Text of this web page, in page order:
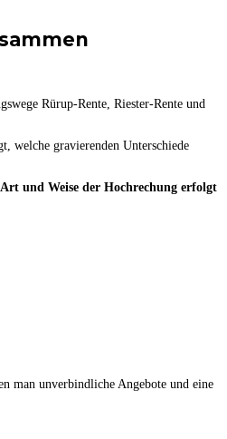
Rürup-Rente, Riester-Rente und
welche gravierenden Unterschiede
und Weise der Hochrechung erfolgt
man unverbindliche Angebote und eine